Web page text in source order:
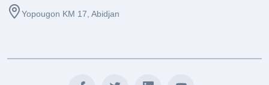
Yopougon KM 17, Abidjan